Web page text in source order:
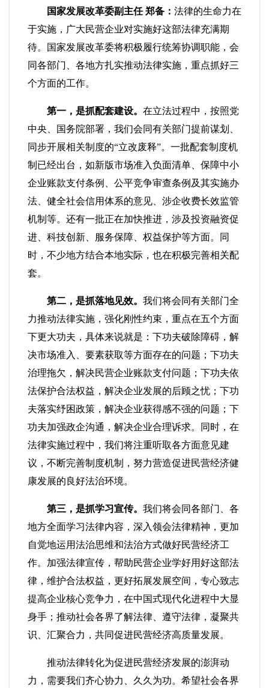
国家发展改革委副主任 郑备： 法律的生命力在
于实施，广大民营企业对实施好这部法律充满期
待。国家发展改革委将积极履行统筹协调职能，会
同各部门、各地方扎实推动法律实施，重点抓好三
个方面的工作。
第一，是抓配套建设。 在立法过程中，按照党
中央、国务院部署，我们会同有关部门提前谋划、
同步开展相关制度的“立改废释”。一批配套制度机
制已经出台，如新版市场准入负面清单、保障中小
企业账款支付条例、公平竞争审查条例及其实施办
法、健全社会信用体系的意见、涉企收费长效监管
机制等。还有一批正在加快推进，涉及投资融资促
进、科技创新、服务保障、权益保护等方面。同
时，不少地方结合本地实际，也在积极完善相关配
套。
第二，是抓落地见效。 我们将会同有关部门全
力推动法律实施，强化刚性约束，重点在五个方面
下更大功夫，具体来说就是：下功夫破除障碍，解
决市场准入、要素获取等方面存在的问题；下功夫
治理拖欠，解决民营企业账款支付问题；下功夫依
法保护合法权益，解决企业发展的后顾之忧；下功
夫落实纾困政策，解决企业获得感不强的问题；下
功夫加强政企沟通，解决企业合理诉求。同时，在
法律实施过程中，我们将注重听取各方面意见建
议，不断完善制度机制，努力营造促进民营经济健
康发展的良好法治环境。
第三，是抓学习宣传。 我们将会同各部门、各
地方全面学习法律内容，深入领会法律精神，更加
自觉地运用法治思维和法治方式做好民营经济工
作。加强法律宣传，帮助民营企业学好用好这部法
律，维护合法权益，更好拓展发展空间，专心致志
提高企业核心竞争力，在中国式现代化进程中大显
身手；推动社会各界了解法律、遵守法律，凝聚共
识、汇聚合力，共同促进民营经济高质量发展。
推动法律转化为促进民营经济发展的澎湃动
力，需要我们齐心协力、久久为功。希望社会各界